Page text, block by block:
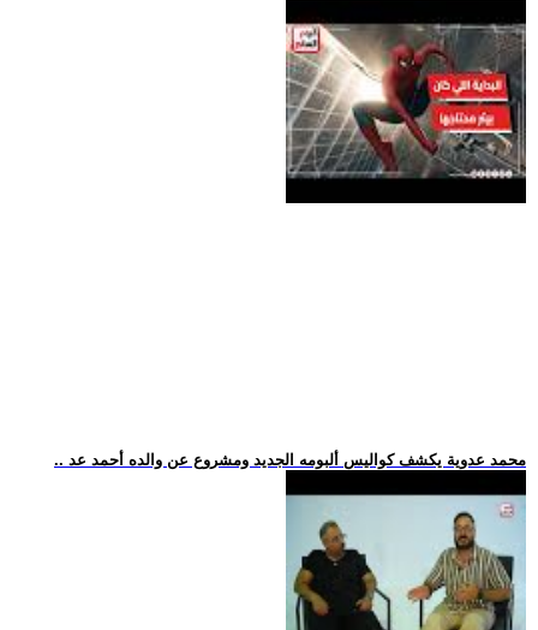
.. محمد عدوية يكشف كواليس ألبومه الجديد ومشروع عن والده أحمد عد